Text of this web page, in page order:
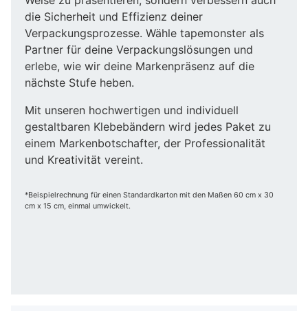
die Sicherheit und Effizienz deiner
Verpackungsprozesse. Wähle tapemonster als
Partner für deine Verpackungslösungen und
erlebe, wie wir deine Markenpräsenz auf die
nächste Stufe heben.
Mit unseren hochwertigen und individuell
gestaltbaren Klebebändern wird jedes Paket zu
einem Markenbotschafter, der Professionalität
und Kreativität vereint.
*Beispielrechnung für einen Standardkarton mit den Maßen 60 cm x 30
cm x 15 cm, einmal umwickelt.